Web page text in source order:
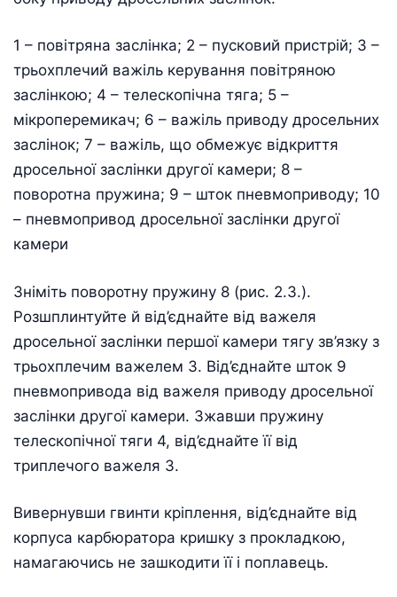
1 – повітряна заслінка; 2 – пусковий пристрій; 3 –
трьохплечий важіль керування повітряною
заслінкою; 4 – телескопічна тяга; 5 –
мікроперемикач; 6 – важіль приводу дросельних
заслінок; 7 – важіль, що обмежує відкриття
дросельної заслінки другої камери; 8 –
поворотна пружина; 9 – шток пневмоприводу; 10
– пневмопривод дросельної заслінки другої
камери
Зніміть поворотну пружину 8 (рис. 2.З.).
Розшплинтуйте й від’єднайте від важеля
дросельної заслінки першої камери тягу зв’язку з
трьохплечим важелем 3. Від’єднайте шток 9
пневмопривода від важеля приводу дросельної
заслінки другої камери. Зжавши пружину
телескопічної тяги 4, від’єднайте її від
триплечого важеля 3.
Вивернувши гвинти кріплення, від’єднайте від
корпуса карбюратора кришку з прокладкою,
намагаючись не зашкодити її і поплавець.